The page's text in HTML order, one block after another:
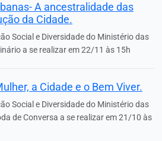
A ancestralidade das
da Cidade.
Social e Diversidade do Ministério das
a se realizar em 22/11 às 15h
a Cidade e o Bem Viver.
Social e Diversidade do Ministério das
de Conversa a se realizar em 21/10 às